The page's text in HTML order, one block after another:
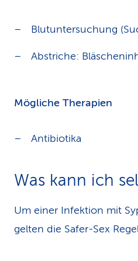
Blutuntersuchung
Abstriche:
Mögliche Therapien
Antibiotika
Was kann ich
Um einer Infektion mit
gelten die Safer-Sex